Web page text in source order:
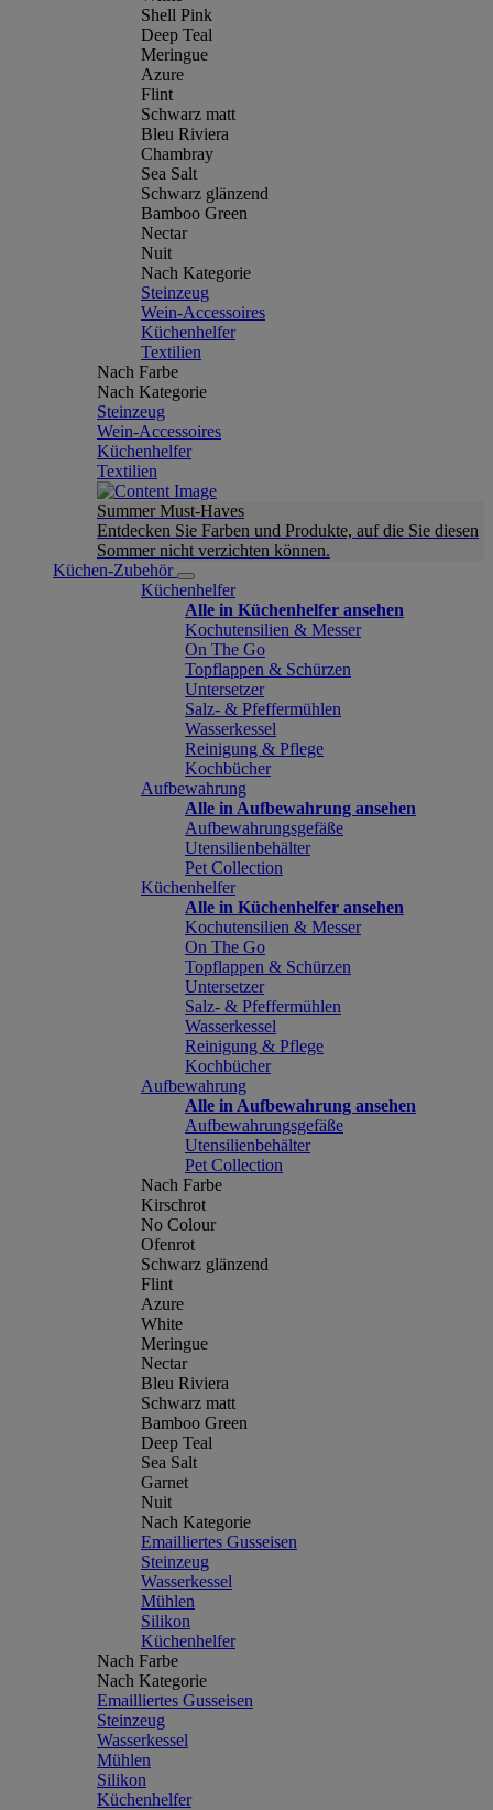
Shell Pink
Deep Teal
Meringue
Azure
Flint
Schwarz matt
Bleu Riviera
Chambray
Sea Salt
Schwarz glänzend
Bamboo Green
Nectar
Nuit
Nach Kategorie
Steinzeug
Wein-Accessoires
Küchenhelfer
Textilien
Nach Farbe
Nach Kategorie
Steinzeug
Wein-Accessoires
Küchenhelfer
Textilien
Summer Must-Haves
Entdecken Sie Farben und Produkte, auf die Sie diesen
Sommer nicht verzichten können.
Küchen-Zubehör
Küchenhelfer
Alle in Küchenhelfer ansehen
Kochutensilien & Messer
On The Go
Topflappen & Schürzen
Untersetzer
Salz- & Pfeffermühlen
Wasserkessel
Reinigung & Pflege
Kochbücher
Aufbewahrung
Alle in Aufbewahrung ansehen
Aufbewahrungsgefäße
Utensilienbehälter
Pet Collection
Küchenhelfer
Alle in Küchenhelfer ansehen
Kochutensilien & Messer
On The Go
Topflappen & Schürzen
Untersetzer
Salz- & Pfeffermühlen
Wasserkessel
Reinigung & Pflege
Kochbücher
Aufbewahrung
Alle in Aufbewahrung ansehen
Aufbewahrungsgefäße
Utensilienbehälter
Pet Collection
Nach Farbe
Kirschrot
No Colour
Ofenrot
Schwarz glänzend
Flint
Azure
White
Meringue
Nectar
Bleu Riviera
Schwarz matt
Bamboo Green
Deep Teal
Sea Salt
Garnet
Nuit
Nach Kategorie
Emailliertes Gusseisen
Steinzeug
Wasserkessel
Mühlen
Silikon
Küchenhelfer
Nach Farbe
Nach Kategorie
Emailliertes Gusseisen
Steinzeug
Wasserkessel
Mühlen
Silikon
Küchenhelfer